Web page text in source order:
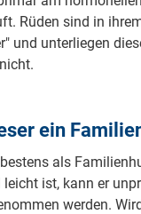
Rüden sind in
und unterliegen
ein
als
leicht ist, kann er
werden.